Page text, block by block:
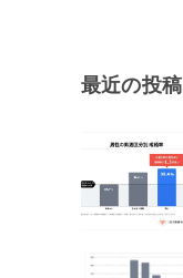
最近の投稿